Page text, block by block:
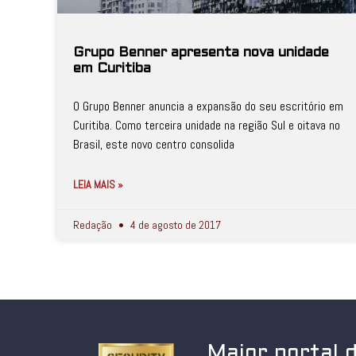
Grupo Benner apresenta nova unidade
em Curitiba
O Grupo Benner anuncia a expansão do seu escritório em
Curitiba. Como terceira unidade na região Sul e oitava no
Brasil, este novo centro consolida
LEIA MAIS »
Redação 4 de agosto de 2017